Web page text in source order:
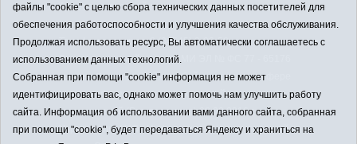
Адрес электронной почты редакции:
strudu72@obl72.ru
Телефон редакции: 8 (34545) 2-30-58
Регистрационный номер СМИ ЭЛ № ФС 77 - 65176
выдано Федеральной службой по надзору в сфере
связи, информационных технологий и массовых
коммуникаций (Роскомнадзор) 28.03.2016 г.
Учредитель: АНО «Информационно-издательский
файлы "cookie" с целью сбора технических данных посетителей для
обеспечения работоспособности и улучшения качества обслуживания.
Продолжая использовать ресурс, Вы автоматически соглашаетесь с
использованием данных технологий.
Собранная при помощи "cookie" информация не может
идентифицировать вас, однако может помочь нам улучшить работу
сайта. Информация об использовании вами данного сайта, собранная
при помощи "cookie", будет передаваться Яндексу и храниться на